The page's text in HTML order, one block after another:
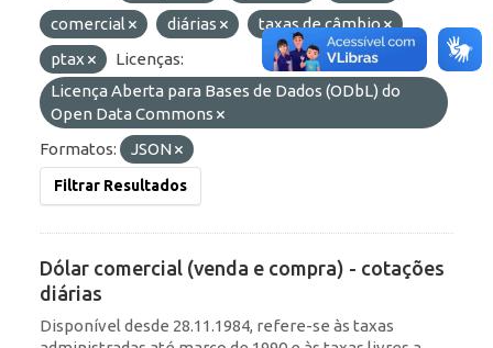
comercial
diárias
taxas de câmbio
ptax
Licenças:
Licença Aberta para Bases de Dados (ODbL) do
Open Data Commons
Formatos:
JSON
Filtrar Resultados
Dólar comercial (venda e compra) - cotações
diárias
Disponível desde 28.11.1984, refere-se às taxas